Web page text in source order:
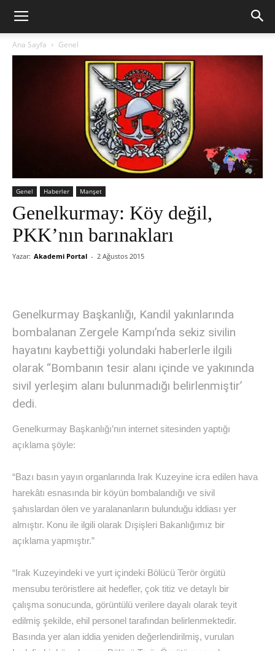
Ana Sayfa Genel
Genel Haberler Manşet
Genelkurmay: Köy değil,
PKK’nın barınakları
Yazar: Akademi Portal - 2 Ağustos 2015
Genelkurmay Başkanlığı, Kandil yakınlarında
bombalanan Zergele Kampı’nda sekiz sivilin
hayatını kaybettiği yolundaki haberlerle ilgili
olarak “Bombanın tesir alanı içinde ve yakınında
sivil yerleşim alanı bulunmadığı belirlenmiştir’
dedi.
Genelkurmay Başkanlığı’nın internet sitesinden yaptığı
açıklama şöyle:
“Bazı basın yayın organlarında Irak Kuzeyine icra edilen hava
harekâtı esnasında bir köyün bombalandığı ve sivil
şahıslardan ölen ve yaralananların bulunduğu iddiası yer
almıştır. Konu ile ilgili olarak Dışişleri Bakanlığımız bir
açıklama yapmıştır.”
“Irak Kuzeyindeki ve yurt içindeki Bölücü Terör örgütü
mensubu teröristlere ait hedefler, çok titiz ve detaylı bir
çalışma sonucunda, görüntülü verilere dayalı olarak teyit
edilmiş şekilde, ehil personel tarafından belirlenmektedir.
Basında yer alan iddia yeniden değerlendirilmiş, vurulan